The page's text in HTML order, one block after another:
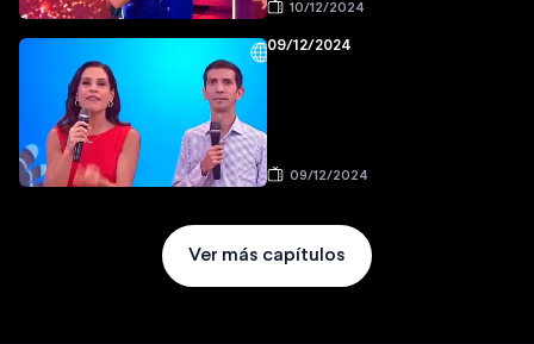
10/12/2024
09/12/2024
09/12/2024
Ver más capítulos